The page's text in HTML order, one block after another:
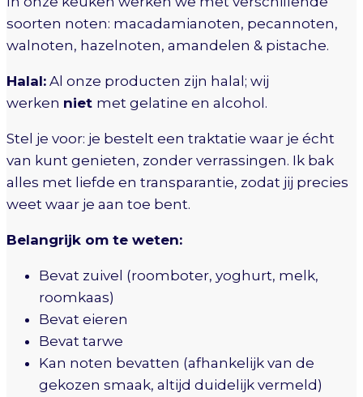
soorten noten: macadamianoten, pecannoten,
walnoten, hazelnoten, amandelen & pistache.
Halal: Al onze producten zijn halal; wij
werken niet met gelatine en alcohol.
Stel je voor: je bestelt een traktatie waar je écht
van kunt genieten, zonder verrassingen. Ik bak
alles met liefde en transparantie, zodat jij precies
weet waar je aan toe bent.
Belangrijk om te weten:
Bevat zuivel (roomboter, yoghurt, melk,
roomkaas)
Bevat eieren
Bevat tarwe
Kan noten bevatten (afhankelijk van de
gekozen smaak, altijd duidelijk vermeld)